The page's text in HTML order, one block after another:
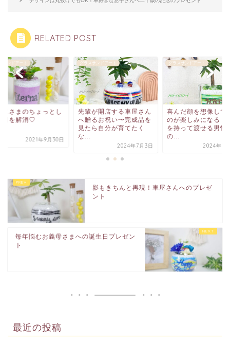
RELATED POST
サンドアート
が開店する車屋さん
るお祝い〜完成品を
グラスサンドアート
喜んだ顔を想像して渡す
のが楽しみになる！自信
を持って渡せる男性へ
の...
2024年7月12日
グラスサンドアート
贈り主さまのちょっ
た手間を解消♡
影もきちんと再現！車屋さんへのプレゼ
ント
毎年悩むお義母さまへの誕生日プレゼン
ト
最近の投稿